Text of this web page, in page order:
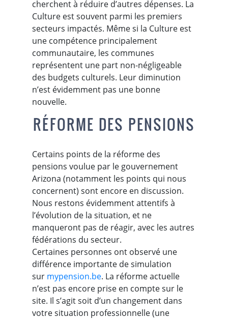
cherchent à réduire d’autres dépenses. La
Culture est souvent parmi les premiers
secteurs impactés. Même si la Culture est
une compétence principalement
communautaire, les communes
représentent une part non-négligeable
des budgets culturels. Leur diminution
n’est évidemment pas une bonne
nouvelle.
RÉFORME DES PENSIONS
Certains points de la réforme des
pensions voulue par le gouvernement
Arizona (notamment les points qui nous
concernent) sont encore en discussion.
Nous restons évidemment attentifs à
l’évolution de la situation, et ne
manqueront pas de réagir, avec les autres
fédérations du secteur.
Certaines personnes ont observé une
différence importante de simulation
sur mypension.be. La réforme actuelle
n’est pas encore prise en compte sur le
site. Il s’agit soit d’un changement dans
votre situation professionnelle (une